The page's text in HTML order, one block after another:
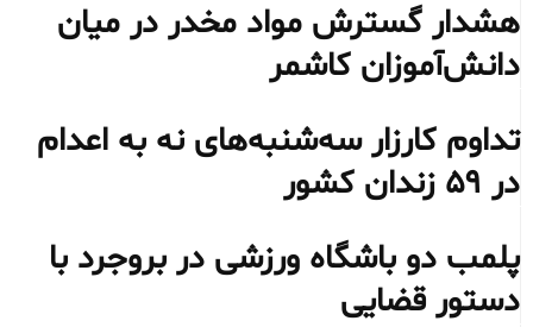
هشدار گسترش مواد مخدر در میان
دانش‌آموزان کاشمر
تداوم کارزار سه‌شنبه‌های نه به اعدام
در ۵۹ زندان کشور
پلمب دو باشگاه ورزشی در بروجرد با
دستور قضایی